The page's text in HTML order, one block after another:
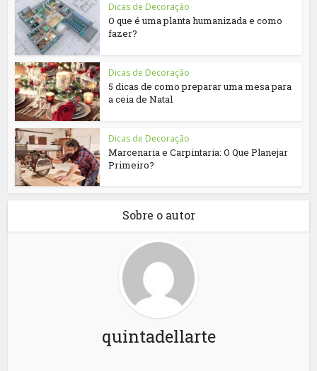
Dicas de Decoração
O que é uma planta humanizada e como
fazer?
Dicas de Decoração
5 dicas de como preparar uma mesa para
a ceia de Natal
Dicas de Decoração
Marcenaria e Carpintaria: O Que Planejar
Primeiro?
Sobre o autor
quintadellarte